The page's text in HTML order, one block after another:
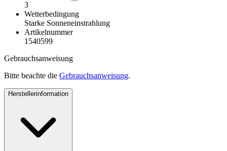
3
Wetterbedingung
Starke Sonneneinstrahlung
Artikelnummer
1540599
Gebrauchsanweisung
Bitte beachte die Gebrauchsanweisung.
Herstellerinformation